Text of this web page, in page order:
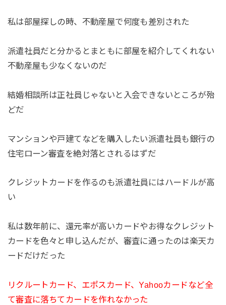
私は部屋探しの時、不動産屋で何度も差別された
派遣社員だと分かるとまともに部屋を紹介してくれない
不動産屋も少なくないのだ
結婚相談所は正社員じゃないと入会できないところが殆
どだ
マンションや戸建てなどを購入したい派遣社員も銀行の
住宅ローン審査を絶対落とされるはずだ
クレジットカードを作るのも派遣社員にはハードルが高
い
私は数年前に、還元率が高いカードやお得なクレジット
カードを色々と申し込んだが、審査に通ったのは楽天カ
ードだけだった
リクルートカード、エポスカード、Yahooカードなど全
て審査に落ちてカードを作れなかった